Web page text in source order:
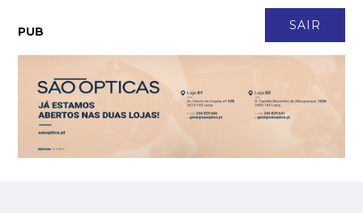
SAIR
PUB